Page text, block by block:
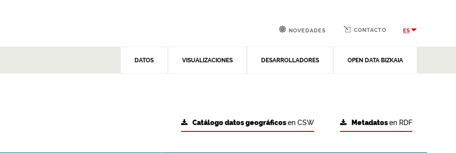
DATOS VISUALIZACIONES DESARROLLADORES OPEN DATA BIZKAIA
NOVEDADES CONTACTO ES
Metadatosen RDF
Catálogo datos geográficosen CSW